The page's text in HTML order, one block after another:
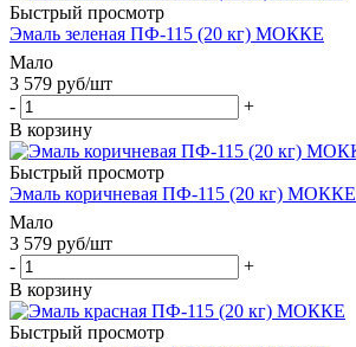
Быстрый просмотр
Эмаль зеленая ПФ-115 (20 кг) МОККЕ
Мало
3 579 руб/шт
-
+
В корзину
Быстрый просмотр
Эмаль коричневая ПФ-115 (20 кг) МОККЕ
Мало
3 579 руб/шт
-
+
В корзину
Быстрый просмотр